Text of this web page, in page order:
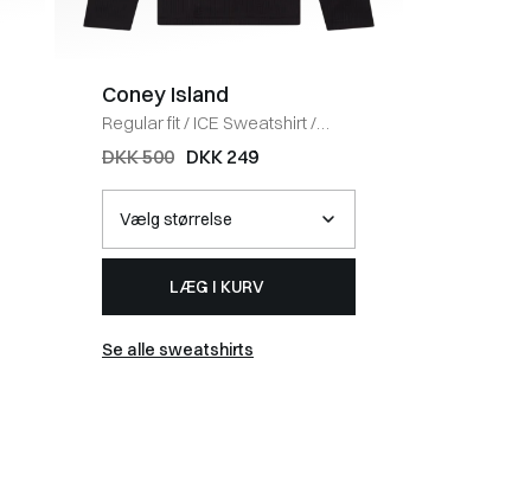
Coney Island
Regular fit/ ICE Sweatshirt/
BLACK
DKK 500 DKK 249
LÆG I KURV
Se alle sweatshirts